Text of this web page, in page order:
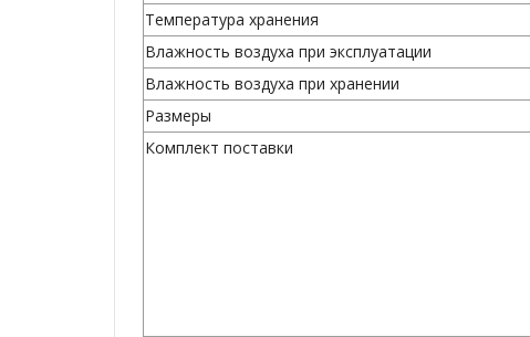
Температура хранения
Влажность воздуха при эксплуатации
Влажность воздуха при хранении
Размеры
Комплект поставки